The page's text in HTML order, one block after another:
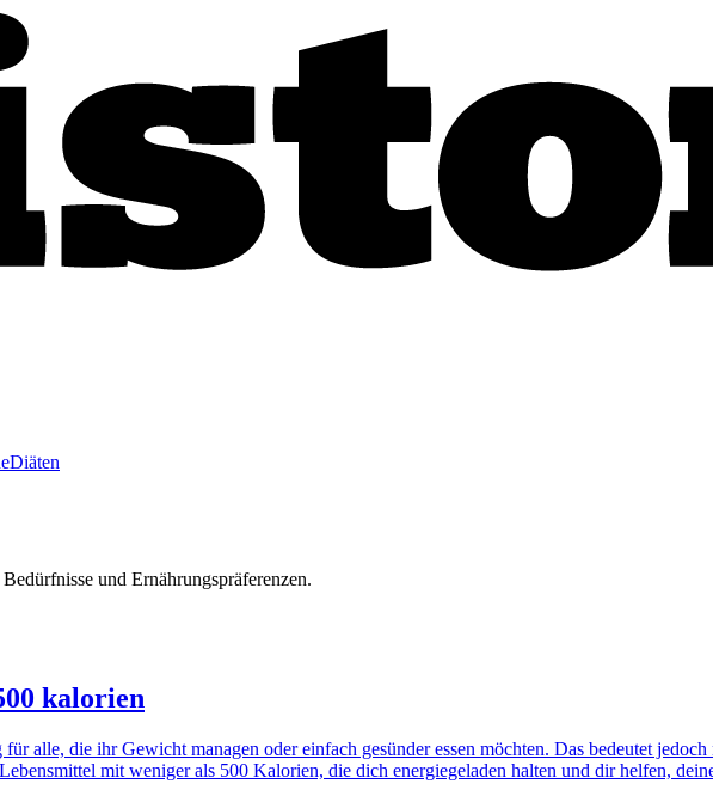
Diäten
und Ernährungspräferenzen.
kalorien
alle, die ihr Gewicht managen oder einfach gesünder essen möchten. Das bedeutet
mit weniger als 500 Kalorien, die dich energiegeladen halten und dir helfen,